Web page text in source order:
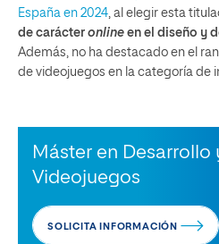
España en 2024 , al elegir esta
de carácter online en el diseño y
Además, no ha destacado en el
de videojuegos en la categoría de
Máster en Desarrollo
Videojuegos
SOLICITA INFORMACIÓN